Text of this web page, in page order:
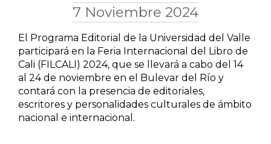
Biología
Ciencias
Ciencia política
Ciencias Sociales
7 Noviembre 2024
El Programa Editorial de la Universidad del Valle
participará en la Feria Internacional del Libro de
Cali (FILCALI) 2024, que se llevará a cabo del 14
al 24 de noviembre en el Bulevar del Río y
contará con la presencia de editoriales,
escritores y personalidades culturales de ámbito
nacional e internacional.